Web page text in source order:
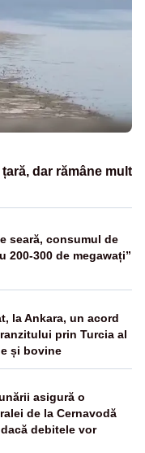
dar rămâne mult
seară, consumul de
200-300 de megawați”
la Ankara, un acord
prin Turcia al
și bovine
asigură o
de la Cernavodă
debitele vor